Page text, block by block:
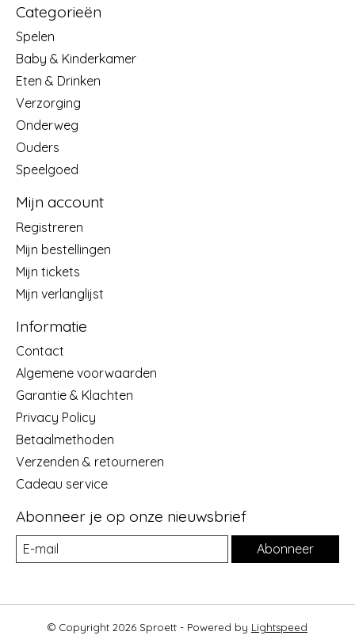
Categorieën
Spelen
Baby & Kinderkamer
Eten & Drinken
Verzorging
Onderweg
Ouders
Speelgoed
Mijn account
Registreren
Mijn bestellingen
Mijn tickets
Mijn verlanglijst
Informatie
Contact
Algemene voorwaarden
Garantie & Klachten
Privacy Policy
Betaalmethoden
Verzenden & retourneren
Cadeau service
Abonneer je op onze nieuwsbrief
Abonneer
© Copyright 2026 Sproett - Powered by Lightspeed